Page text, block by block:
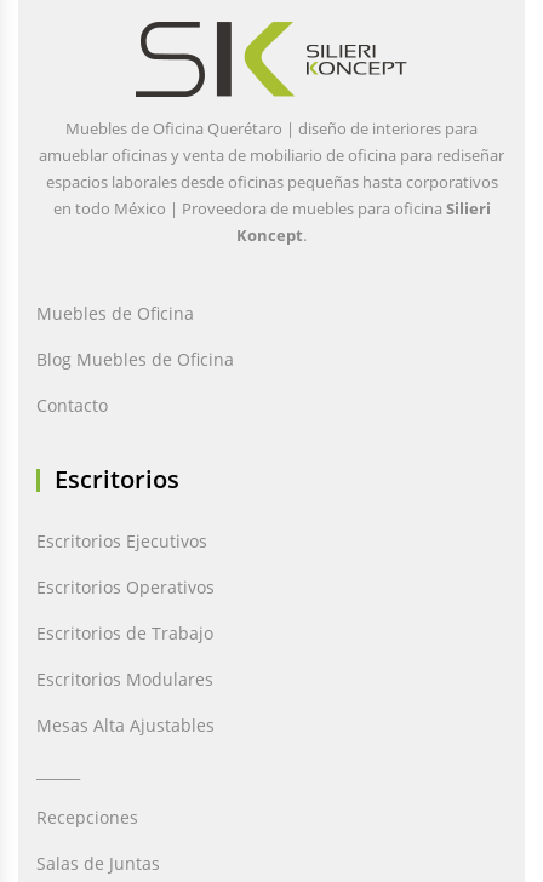
Muebles de Oficina Querétaro | diseño de interiores para
amueblar oficinas y venta de mobiliario de oficina para rediseñar
espacios laborales desde oficinas pequeñas hasta corporativos
en todo México | Proveedora de muebles para oficina Silieri
Koncept.
Muebles de Oficina
Blog Muebles de Oficina
Contacto
Escritorios
Escritorios Ejecutivos
Escritorios Operativos
Escritorios de Trabajo
Escritorios Modulares
Mesas Alta Ajustables
Recepciones
Salas de Juntas